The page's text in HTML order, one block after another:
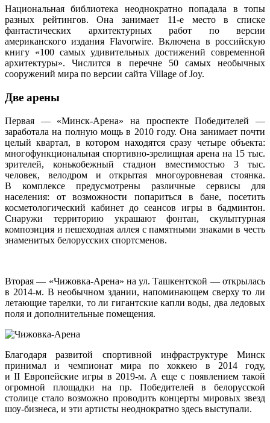
Национальная библиотека неоднократно попадала в топы
разных рейтингов. Она занимает 11-е место в списке
фантастических архитектурных работ по версии
американского издания Flavorwire. Включена в российскую
книгу «100 самых удивительных достижений современной
архитектуры». Числится в перечне 50 самых необычных
сооружений мира по версии сайта Village of Joy.
Две арены
Первая — «Минск-Арена» на проспекте Победителей —
заработала на полную мощь в 2010 году. Она занимает почти
целый квартал, в котором находятся сразу четыре объекта:
многофункциональная спортивно-зрелищная арена на 15 тыс.
зрителей, конькобежный стадион вместимостью 3 тыс.
человек, велодром и открытая многоуровневая стоянка.
В комплексе предусмотрены различные сервисы для
населения: от возможности попариться в бане, посетить
косметологический кабинет до сеансов игры в бадминтон.
Снаружи территорию украшают фонтан, скульптурная
композиция и пешеходная аллея с памятными знаками в честь
знаменитых белорусских спортсменов.
Вторая — «Чижовка-Арена» на ул. Ташкентской — открылась
в 2014-м. В необычном здании, напоминающем сверху то ли
летающие тарелки, то ли гигантские капли воды, два ледовых
поля и дополнительные помещения.
Благодаря развитой спортивной инфраструктуре Минск
принимал и чемпионат мира по хоккею в 2014 году,
и II Европейские игры в 2019-м. А еще с появлением такой
огромной площадки на пр. Победителей в белорусской
столице стало возможно проводить концерты мировых звезд
шоу-бизнеса, и эти артисты неоднократно здесь выступали.